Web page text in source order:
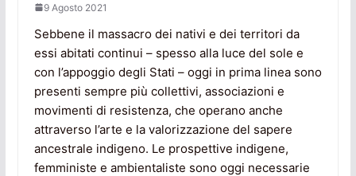
9 Agosto 2021
Sebbene il massacro dei nativi e dei territori da
essi abitati continui – spesso alla luce del sole e
con l’appoggio degli Stati – oggi in prima linea sono
presenti sempre più collettivi, associazioni e
movimenti di resistenza, che operano anche
attraverso l’arte e la valorizzazione del sapere
ancestrale indigeno. Le prospettive indigene,
femministe e ambientaliste sono oggi necessarie